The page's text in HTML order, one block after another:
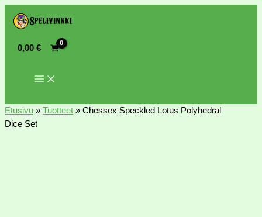
0,00€
Etusivu » Tuotteet » Chessex Speckled Lotus Polyhedral
Dice Set